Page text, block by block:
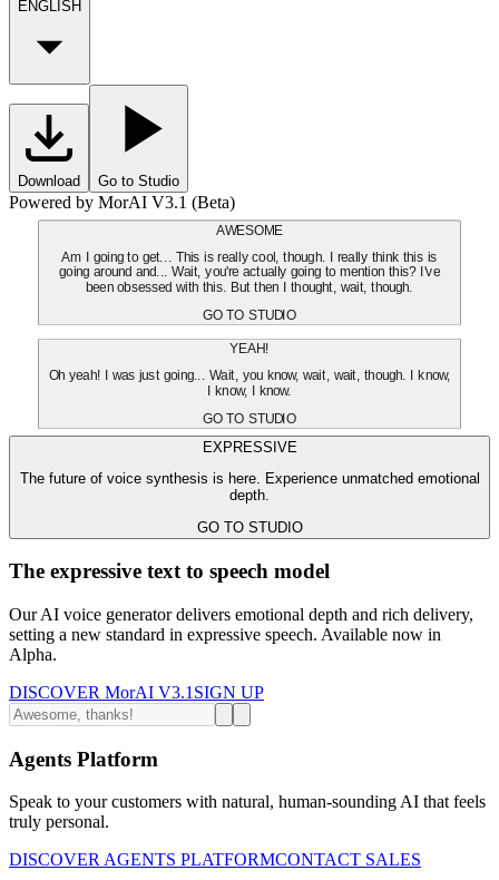
ENGLISH
Download Go to Studio
Powered by MorAI V3.1 (Beta)
AWESOME
Am I going to get... This is really cool, though. I really think this is
going around and... Wait, you're actually going to mention this? I've
been obsessed with this. But then I thought, wait, though.
GO TO STUDIO
YEAH!
Oh yeah! I was just going... Wait, you know, wait, wait, though. I know,
I know, I know.
GO TO STUDIO
EXPRESSIVE
The future of voice synthesis is here. Experience unmatched emotional
depth.
GO TO STUDIO
The expressive text to speech model
Our AI voice generator delivers emotional depth and rich delivery,
setting a new standard in expressive speech. Available now in
Alpha.
DISCOVER MorAI V3.1 SIGN UP
Agents Platform
Speak to your customers with natural, human-sounding AI that feels
truly personal.
DISCOVER AGENTS PLATFORMCONTACT SALES